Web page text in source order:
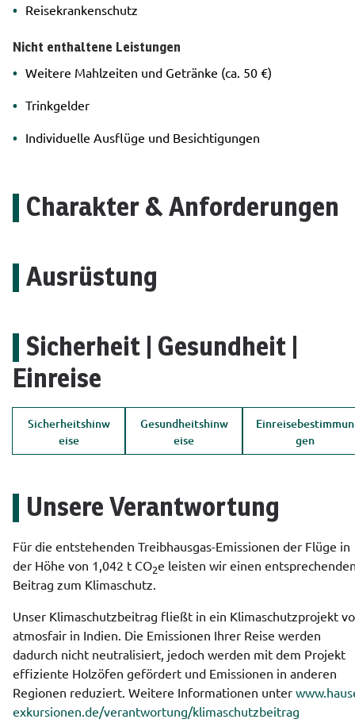
Reisekrankenschutz
Nicht enthaltene Leistungen
Weitere Mahlzeiten und Getränke (ca. 50 €)
Trinkgelder
Individuelle Ausflüge und Besichtigungen
Charakter & Anforderungen
Ausrüstung
Sicherheit | Gesundheit |
Einreise
Sicherheitshinw
eise
Gesundheitshinw
eise
Einreisebestimmun
gen
Unsere Verantwortung
Für die entstehenden Treibhausgas-Emissionen der Flüge in
der Höhe von 1,042 t CO2e leisten wir einen
Beitrag zum Klimaschutz.
Unser Klimaschutzbeitrag fließt in ein Klimaschutzprojekt
atmosfair in Indien. Die Emissionen Ihrer Reise werden
dadurch nicht neutralisiert, jedoch werden mit dem Projekt
effiziente Holzöfen gefördert und Emissionen in anderen
Regionen reduziert. Weitere Informationen unter
exkursionen.de/verantwortung/klimaschutzbeitrag